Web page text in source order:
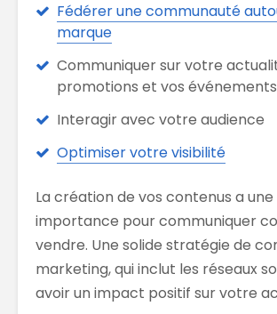
Fédérer une communauté
marque
Communiquer sur votre
promotions et vos événements
Interagir avec votre audience
Optimiser votre visibilité
La création de vos contenus a
importance pour communiquer
vendre. Une solide stratégie de
marketing, qui inclut les réseaux
avoir un impact positif sur votre